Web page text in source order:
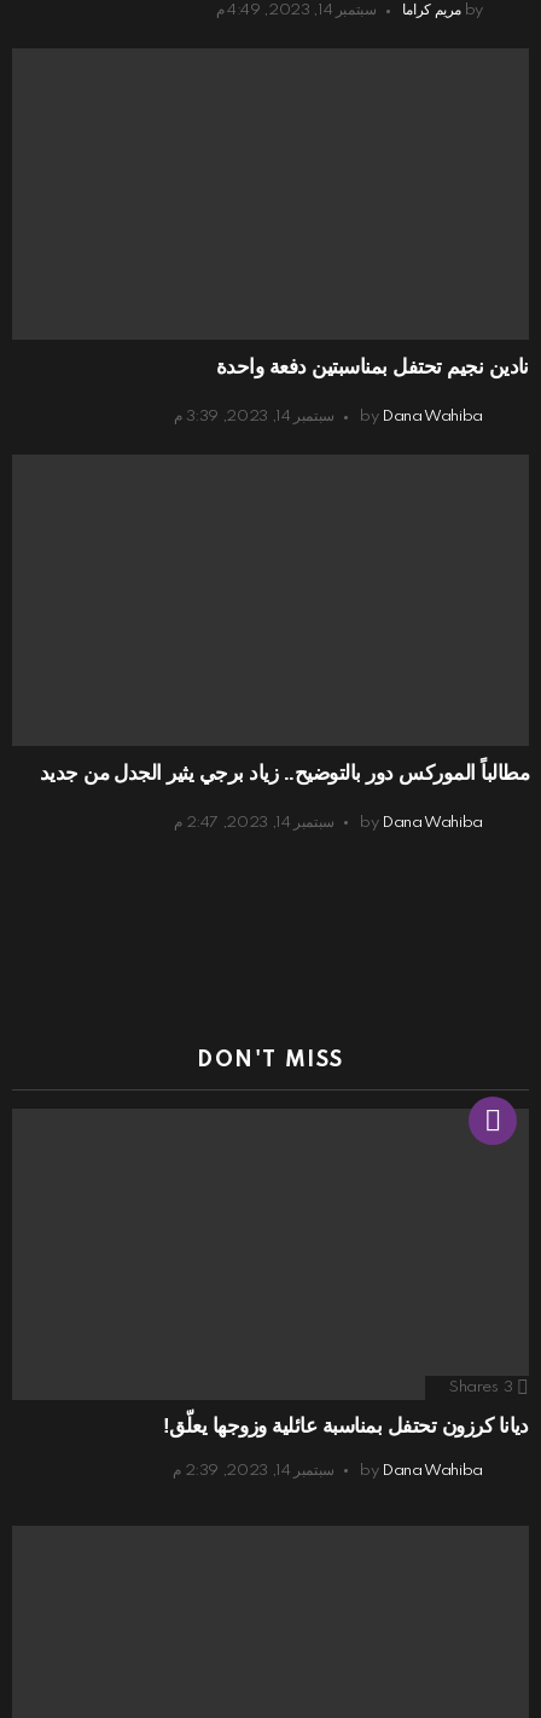
by مريم كراما سبتمبر 14, 2023, 4:49 م
نادين نجيم تحتفل بمناسبتين دفعة واحدة
by Dana Wahiba سبتمبر 14, 2023, 3:39 م
مطالباً الموركس دور بالتوضيح.. زياد برجي يثير الجدل من جديد
by Dana Wahiba سبتمبر 14, 2023, 2:47 م
DON'T MISS
3
Shares
ديانا كرزون تحتفل بمناسبة عائلية وزوجها يعلّق!
by Dana Wahiba سبتمبر 14, 2023, 2:39 م